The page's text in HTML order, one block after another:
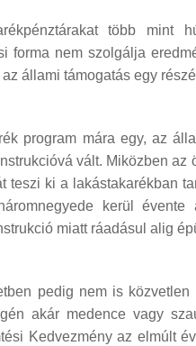
több mint
forma nem szolgálja
állami támogatás egy
program mára egy, az
vált. Miközben
teszi ki a lakástakarékban
kerül
miatt ráadásul alig
pedig nem is
akár medence vagy
Kedvezmény az elmúlt